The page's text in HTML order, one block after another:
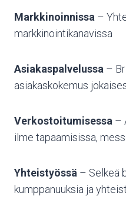
Markkinoinnissa –
markkinointikanavissa
Asiakaspalvelussa –
asiakaskokemus
Verkostoitumisessa –
ilme tapaamisissa,
Yhteistyössä – Selkeä
kumppanuuksia ja